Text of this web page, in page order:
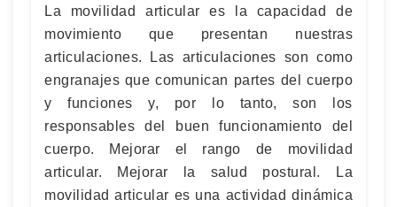
La movilidad articular es la capacidad de
movimiento que presentan nuestras
articulaciones. Las articulaciones son como
engranajes que comunican partes del cuerpo
y funciones y, por lo tanto, son los
responsables del buen funcionamiento del
cuerpo. Mejorar el rango de movilidad
articular. Mejorar la salud postural. La
movilidad articular es una actividad dinámica